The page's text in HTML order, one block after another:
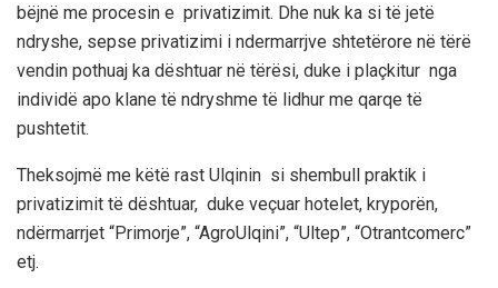
bëjnë me procesin e privatizimit. Dhe nuk ka si të jetë
ndryshe, sepse privatizimi i ndermarrjve shtetërore në tërë
vendin pothuaj ka dështuar në tërësi, duke i plaçkitur nga
individë apo klane të ndryshme të lidhur me qarqe të
pushtetit.
Theksojmë me këtë rast Ulqinin si shembull praktik i
privatizimit të dështuar, duke veçuar hotelet, kryporën,
ndërmarrjet “Primorje”, “AgroUlqini”, “Ultep”, “Otrantcomerc”
etj.